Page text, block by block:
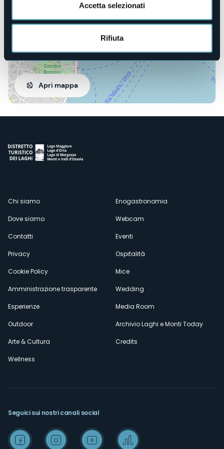
Accetta selezionati
Rifiuta
Apri mappa
Menù
secondario
Chi siamo
Dove siamo
Contatti
Privacy
Cookie Policy
Amministrazione trasparente
Esperienze
Outdoor
Arte & Cultura
Wellness
Enogastronomia
Webcam
Eventi
Ospitalità
Mice
Wedding
Media Room
Archivio Laghi e Monti Today
Credits
Seguici sui nostri canali social